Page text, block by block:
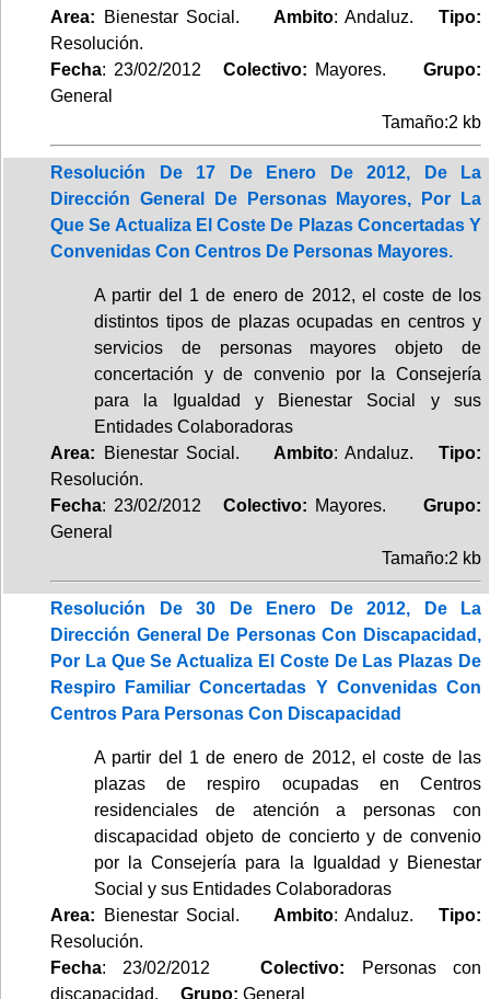
Area: Bienestar Social. Ambito: Andaluz.Tipo:
Resolución.
Fecha: 23/02/2012 Colectivo: Mayores.
Grupo:
General
Tamaño:2 kb
Resolución De 17 De Enero De 2012, De La
Dirección General De Personas Mayores, Por La
Que Se Actualiza El Coste De Plazas Concertadas Y
Convenidas Con Centros De Personas Mayores.
A partir del 1 de enero de 2012, el coste de los
distintos tipos de plazas ocupadas en centros y
servicios de personas mayores objeto de
concertación y de convenio por la Consejería
para la Igualdad y Bienestar Social y sus
Entidades Colaboradoras
Area: Bienestar Social. Ambito: Andaluz.Tipo:
Resolución.
Fecha: 23/02/2012 Colectivo: Mayores.
Grupo:
General
Tamaño:2 kb
Resolución De 30 De Enero De 2012, De La
Dirección General De Personas Con Discapacidad,
Por La Que Se Actualiza El Coste De Las Plazas De
Respiro Familiar Concertadas Y Convenidas Con
Centros Para Personas Con Discapacidad
A partir del 1 de enero de 2012, el coste de las
plazas de respiro ocupadas en Centros
residenciales de atención a personas con
discapacidad objeto de concierto y de convenio
por la Consejería para la Igualdad y Bienestar
Social y sus Entidades Colaboradoras
Area: Bienestar Social. Ambito: Andaluz.Tipo:
Resolución.
Fecha: 23/02/2012 Colectivo:
Personas con
discapacidad.
Grupo: General